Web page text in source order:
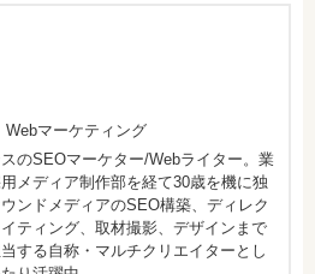
Webマーケティング
のSEOマーケター/Webライター。業
メディア制作部を経て30歳を機に独
ンドメディアのSEO構築、ディレク
ティング、取材撮影、デザインまで
する自称・マルチクリエイターとし